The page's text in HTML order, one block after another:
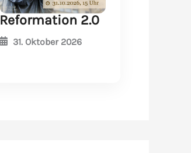
Reformation 2.0
31. Oktober 2026